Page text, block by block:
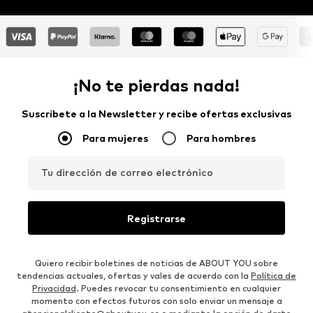
¡No te pierdas nada!
Suscríbete a la Newsletter y recibe ofertas exclusivas
Para mujeres Para hombres
Tu dirección de correo electrónico
Registrarse
Quiero recibir boletines de noticias de ABOUT YOU sobre
tendencias actuales, ofertas y vales de acuerdo con la Política de
Privacidad. Puedes revocar tu consentimiento en cualquier
momento con efectos futuros con solo enviar un mensaje a